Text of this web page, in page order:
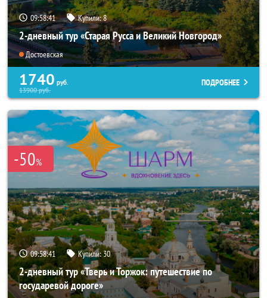
09:58:40 Купили:8
2-дневный тур «Старая Русса и Великий Новгород»
Достоевская
1740 руб.
13900руб.
ПОДРОБНЕЕ
-50%
09:58:40 Купили:30
2-дневный тур «Тверь и Торжок: путешествие по
государевой дороге»